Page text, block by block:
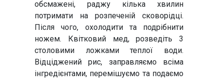
обсмажені, раджу кілька хвилин
потримати на розпеченій сковорідці.
Після чого, охолодити та подрібнити
ножем. Квітковий мед, розведіть 3
столовими ложками теплої води.
Відціджений рис, заправляємо всіма
інгредієнтами, перемішуємо та подаємо